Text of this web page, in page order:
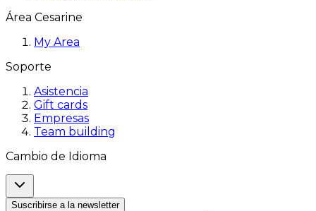
Área Cesarine
My Area
Soporte
Asistencia
Gift cards
Empresas
Team building
Cambio de Idioma
Suscribirse a la newsletter